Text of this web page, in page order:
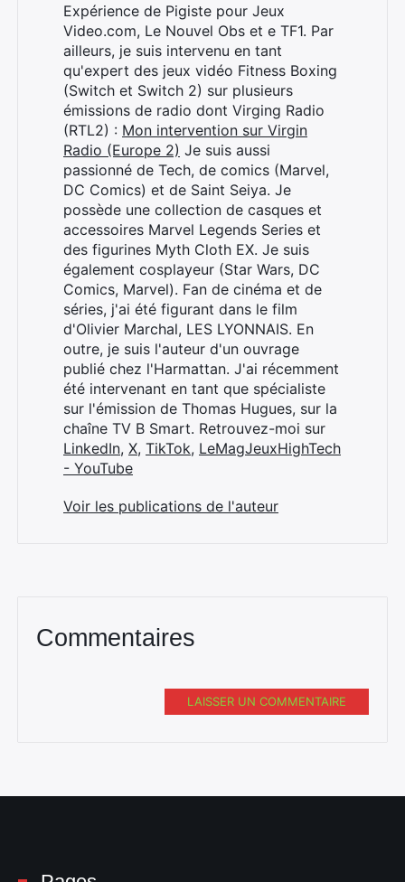
Expérience de Pigiste pour Jeux
Video.com, Le Nouvel Obs et e TF1. Par
ailleurs, je suis intervenu en tant
qu'expert des jeux vidéo Fitness Boxing
(Switch et Switch 2) sur plusieurs
émissions de radio dont Virging Radio
(RTL2) : Mon intervention sur Virgin
Radio (Europe 2) Je suis aussi
passionné de Tech, de comics (Marvel,
DC Comics) et de Saint Seiya. Je
possède une collection de casques et
accessoires Marvel Legends Series et
des figurines Myth Cloth EX. Je suis
également cosplayeur (Star Wars, DC
Comics, Marvel). Fan de cinéma et de
séries, j'ai été figurant dans le film
d'Olivier Marchal, LES LYONNAIS. En
outre, je suis l'auteur d'un ouvrage
publié chez l'Harmattan. J'ai récemment
été intervenant en tant que spécialiste
sur l'émission de Thomas Hugues, sur la
chaîne TV B Smart. Retrouvez-moi sur
LinkedIn, X, TikTok, LeMagJeuxHighTech
- YouTube
Voir les publications de l'auteur
Commentaires
LAISSER UN COMMENTAIRE